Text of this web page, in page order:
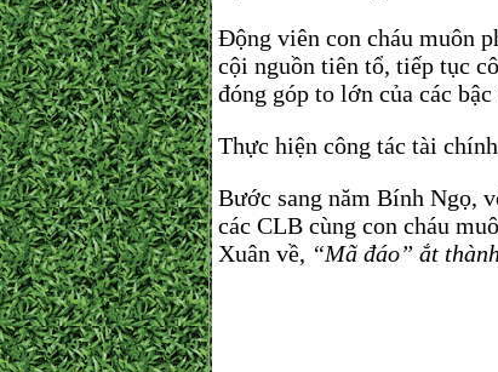
Động viên con cháu muôn
cội nguồn tiên tổ, tiếp tục
đóng góp to lớn của các
Thực hiện công tác tài
Bước sang năm Bính Ngọ,
các CLB cùng con cháu
Xuân về, “Mã đáo” ắt